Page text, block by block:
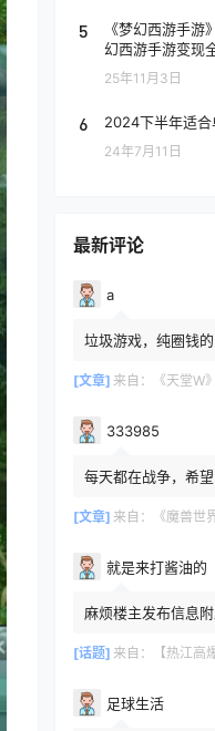
5
《梦幻西游手游
幻西游手游变现
25年11月3日
6 2024下半年适
24年7月11日
最新评论
a
垃圾游戏，纯圈钱
浪费电费，就跟别
[文章] 来自： 《天堂W》国服手
333985
每天都在战争，希
[文章] 来自： 《魔兽世界时
就是来打酱油的
麻烦楼主发布信息
[话题] 来自： 【热江高
足球生活